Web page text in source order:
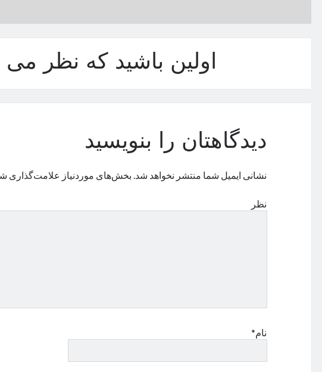
اولین باشید که نظر می
دیدگاهتان را بنویسید
نشانی ایمیل شما منتشر نخواهد شد. بخش‌های موردنیاز علامت‌گذاری
نظر
نام*